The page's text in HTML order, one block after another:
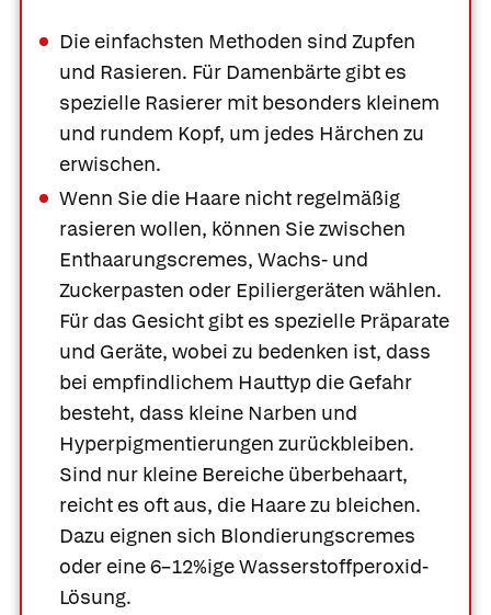
Die einfachsten Methoden sind Zupfen
und Rasieren. Für Damenbärte gibt es
spezielle Rasierer mit besonders kleinem
und rundem Kopf, um jedes Härchen zu
erwischen.
Wenn Sie die Haare nicht regelmäßig
rasieren wollen, können Sie zwischen
Enthaarungscremes, Wachs- und
Zuckerpasten oder Epiliergeräten wählen.
Für das Gesicht gibt es spezielle Präparate
und Geräte, wobei zu bedenken ist, dass
bei empfindlichem Hauttyp die Gefahr
besteht, dass kleine Narben und
Hyperpigmentierungen zurückbleiben.
Sind nur kleine Bereiche überbehaart,
reicht es oft aus, die Haare zu bleichen.
Dazu eignen sich Blondierungscremes
oder eine 6–12%ige Wasserstoffperoxid-
Lösung.